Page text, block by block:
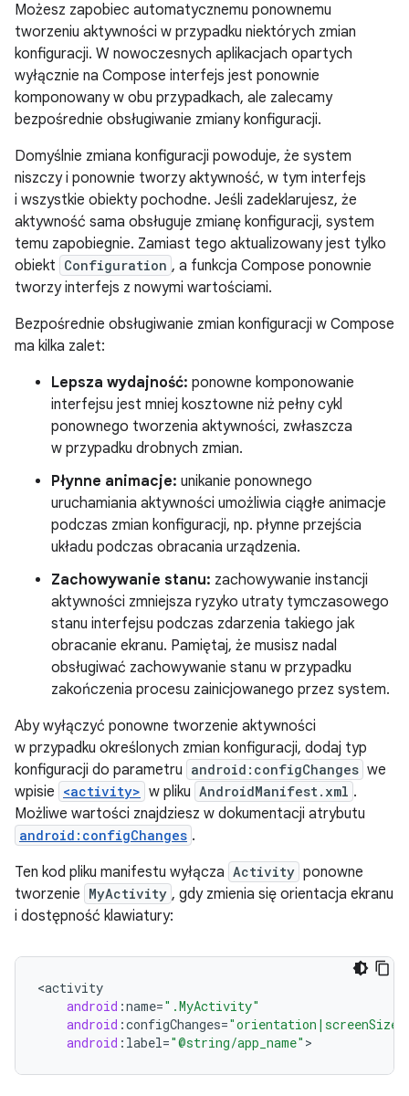
Możesz zapobiec automatycznemu ponownemu
tworzeniu aktywności w przypadku niektórych zmian
konfiguracji. W nowoczesnych aplikacjach opartych
wyłącznie na Compose interfejs jest ponownie
komponowany w obu przypadkach, ale zalecamy
bezpośrednie obsługiwanie zmiany konfiguracji.
Domyślnie zmiana konfiguracji powoduje, że system
niszczy i ponownie tworzy aktywność, w tym interfejs
i wszystkie obiekty pochodne. Jeśli zadeklarujesz, że
aktywność sama obsługuje zmianę konfiguracji, system
temu zapobiegnie. Zamiast tego aktualizowany jest tylko
obiekt Configuration , a funkcja Compose ponownie
tworzy interfejs z nowymi wartościami.
Bezpośrednie obsługiwanie zmian konfiguracji w Compose
ma kilka zalet:
Lepsza wydajność: ponowne komponowanie
interfejsu jest mniej kosztowne niż pełny cykl
ponownego tworzenia aktywności, zwłaszcza
w przypadku drobnych zmian.
Płynne animacje: unikanie ponownego
uruchamiania aktywności umożliwia ciągłe animacje
podczas zmian konfiguracji, np. płynne przejścia
układu podczas obracania urządzenia.
Zachowywanie stanu: zachowywanie instancji
aktywności zmniejsza ryzyko utraty tymczasowego
stanu interfejsu podczas zdarzenia takiego jak
obracanie ekranu. Pamiętaj, że musisz nadal
obsługiwać zachowywanie stanu w przypadku
zakończenia procesu zainicjowanego przez system.
Aby wyłączyć ponowne tworzenie aktywności
w przypadku określonych zmian konfiguracji, dodaj typ
konfiguracji do parametru android:configChanges we
wpisie <activity> w pliku AndroidManifest.xml .
Możliwe wartości znajdziesz w dokumentacji atrybutu
android:configChanges .
Ten kod pliku manifestu wyłącza Activity ponowne
tworzenie MyActivity , gdy zmienia się orientacja ekranu
i dostępność klawiatury:
<activity
android :name=".MyActivity"
android :configChanges=
android : label="@string/app_name"